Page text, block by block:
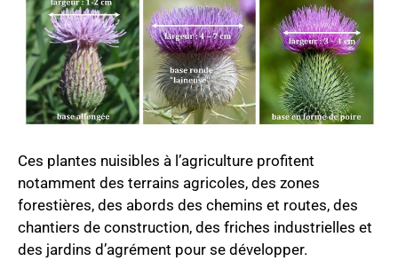
Ces plantes nuisibles à l’agriculture profitent
notamment des terrains agricoles, des zones
forestières, des abords des chemins et routes, des
chantiers de construction, des friches industrielles et
des jardins d’agrément pour se développer.